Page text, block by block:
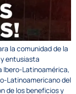
la comunidad de la
entusiasta
Ibero-Latinoamérica,
Latinoamericano del
de los beneficios y